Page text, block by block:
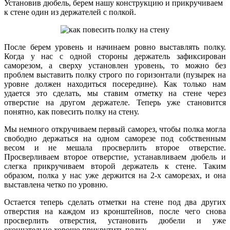
Установив дюбель, берем нашу конструкцию и прикручиваем
к стене один из держателей с полкой.
После берем уровень и начинаем ровно выставлять полку.
Когда у нас с одной стороны держатель зафиксирован
саморезом, а сверху установлен уровень, то можно без
проблем выставить полку строго по горизонтали (пузырек на
уровне должен находиться посередине). Как только нам
удается это сделать, мы ставим отметку на стене через
отверстие на другом держателе. Теперь уже становится
понятно, как повесить полку на стену.
Мы немного откручиваем первый саморез, чтобы полка могла
свободно держаться на одном саморезе под собственным
весом и не мешала просверлить второе отверстие.
Просверливаем второе отверстие, устанавливаем дюбель и
слегка прикручиваем второй держатель к стене. Таким
образом, полка у нас уже держится на 2-х саморезах, и она
выставлена четко по уровню.
Остается теперь сделать отметки на стене под два других
отверстия на каждом из кронштейнов, после чего снова
просверлить отверстия, установить дюбели и уже